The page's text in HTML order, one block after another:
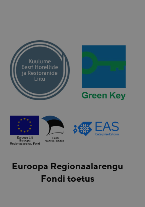
Euroopa Regionaalarengu
Fondi toetus